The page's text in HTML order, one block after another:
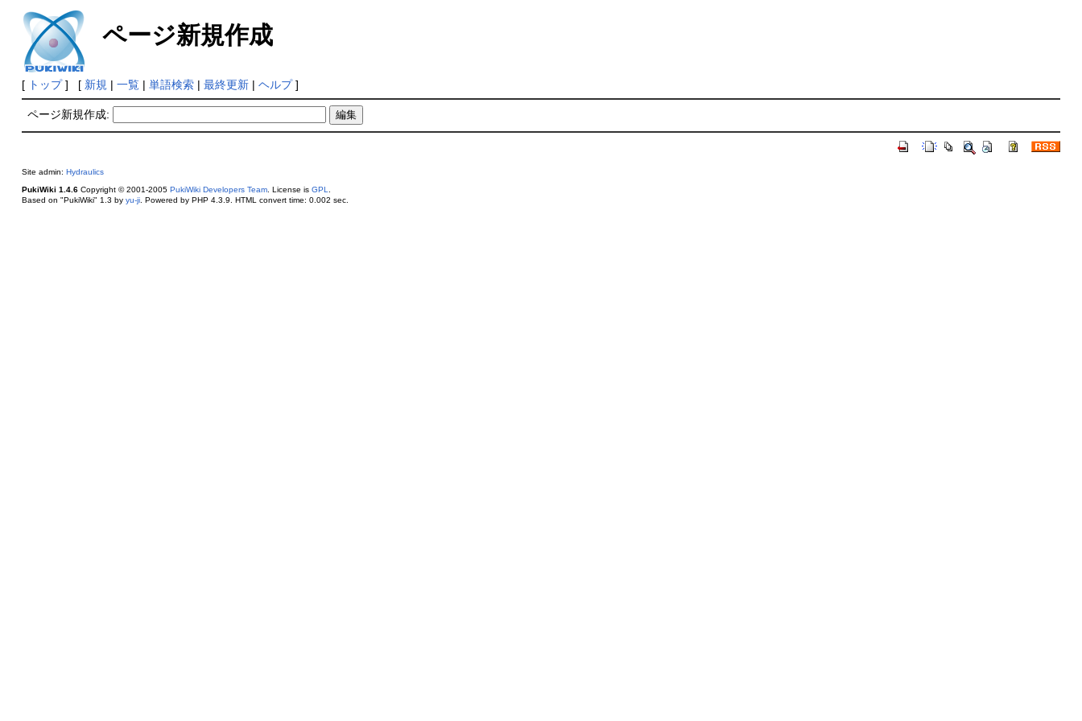
ページ新規作成
[ トップ] [ 新規 | 一覧| 単語検索| 最終更新| ヘルプ]
ページ新規作成:
Site admin: Hydraulics
PukiWiki 1.4.6Copyright © 2001-2005 PukiWiki Developers Team. License is GPL
Based on "PukiWiki" 1.3 by yu-ji. Powered by PHP 4.3.9. HTML convert time: 0.002 sec.